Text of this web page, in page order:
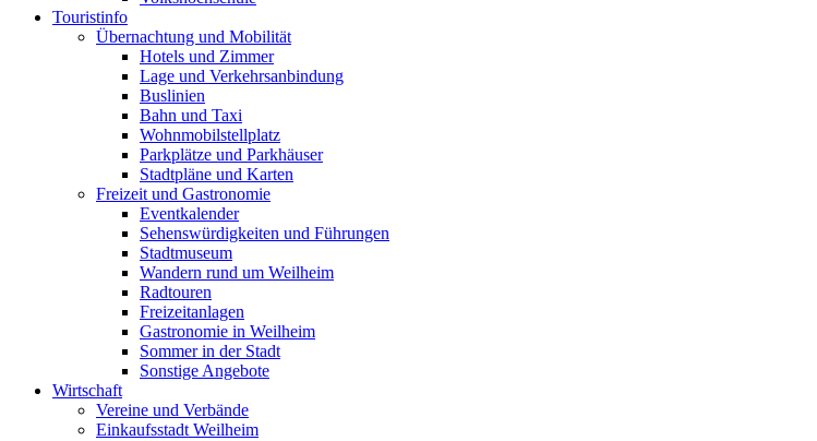
Touristinfo
Übernachtung und Mobilität
Hotels und Zimmer
Lage und Verkehrsanbindung
Buslinien
Bahn und Taxi
Wohnmobilstellplatz
Parkplätze und Parkhäuser
Stadtpläne und Karten
Freizeit und Gastronomie
Eventkalender
Sehenswürdigkeiten und Führungen
Stadtmuseum
Wandern rund um Weilheim
Radtouren
Freizeitanlagen
Gastronomie in Weilheim
Sommer in der Stadt
Sonstige Angebote
Wirtschaft
Vereine und Verbände
Einkaufsstadt Weilheim